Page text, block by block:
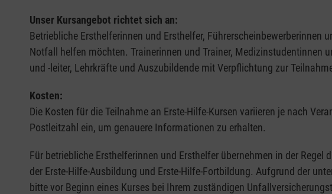
Unser Kursangebot richtet sich an:
Betriebliche Ersthelferinnen und Ersthelfer, Führerscheinbewerberinnen
Notfall helfen möchten. Trainerinnen und Trainer, Medizinstudentinnen
und -leiter, Lehrkräfte und Auszubildende mit Verpflichtung zur
Kosten:
Die Kosten für die Teilnahme an Erste-Hilfe-Kursen variieren je nach
Postleitzahl ein, um genauere Informationen zu erhalten.
Für betriebliche Ersthelferinnen und Ersthelfer übernehmen in der Regel
der Erste-Hilfe-Ausbildung und Erste-Hilfe-Fortbildung. Aufgrund der
bitte vor Beginn eines Kurses bei Ihrem zuständigen